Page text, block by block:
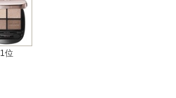
1位